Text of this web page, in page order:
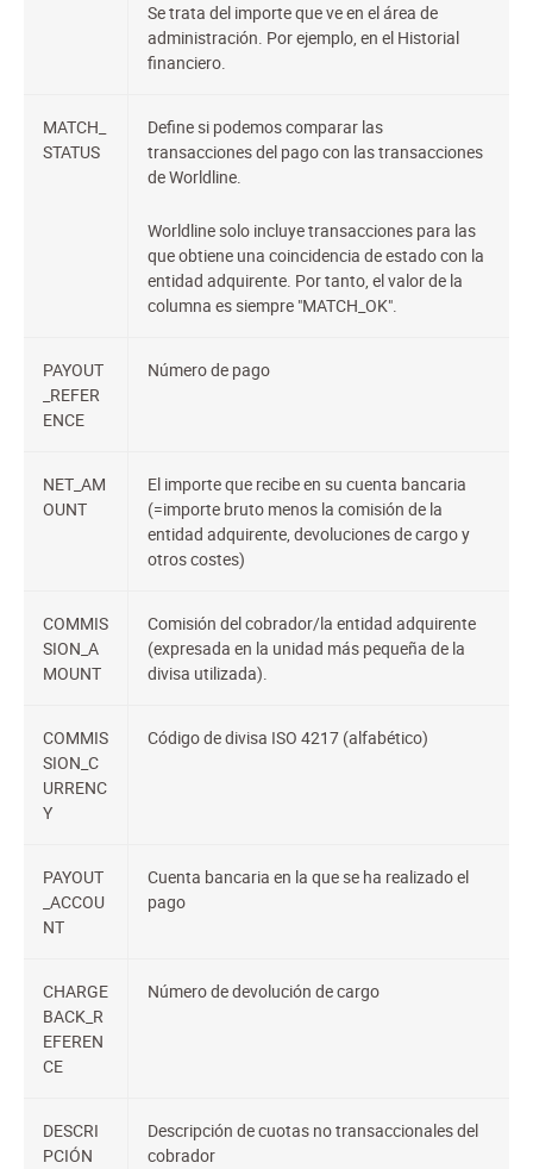
Se trata del importe que ve en el área de
administración. Por ejemplo, en el Historial
financiero.
MATCH_
STATUS
Define si podemos comparar las
transacciones del pago con las transacciones
de Worldline.
Worldline solo incluye transacciones para las
que obtiene una coincidencia de estado con la
entidad adquirente. Por tanto, el valor de la
columna es siempre "MATCH_OK".
PAYOUT
_REFER
ENCE
Número de pago
NET_AM
OUNT
El importe que recibe en su cuenta bancaria
(=importe bruto menos la comisión de la
entidad adquirente, devoluciones de cargo y
otros costes)
COMMIS
SION_A
MOUNT
Comisión del cobrador/la entidad adquirente
(expresada en la unidad más pequeña de la
divisa utilizada).
COMMIS
SION_C
URRENC
Y
Código de divisa ISO 4217 (alfabético)
PAYOUT
_ACCOU
NT
Cuenta bancaria en la que se ha realizado el
pago
CHARGE
BACK_R
EFEREN
CE
Número de devolución de cargo
DESCRI
PCIÓN
Descripción de cuotas no transaccionales del
cobrador